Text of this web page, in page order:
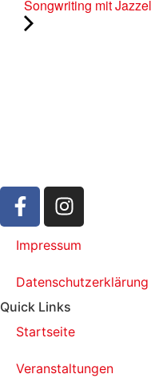
Songwriting mit
Impressum
Datenschutzerklärung
Quick Links
Startseite
Veranstaltungen